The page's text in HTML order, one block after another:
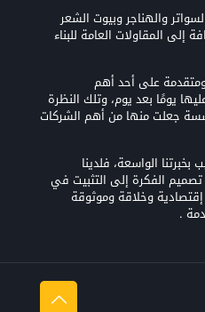
والهناجر وبيوت الشعر
إلى المقاولات العامة للبناء
على أحد أهم
يومًا بعد يوم، وتلك النظرة
جعلت منها من أهم الشركات
الواسعة، فلدينا
الفكرة إلى التثبيت في
وخلاقة وموثوقة
.